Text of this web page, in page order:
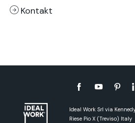
Kontakt
Ideal Work Srl via
Riese Pio X (Treviso) Italy